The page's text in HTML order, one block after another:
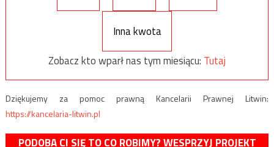
Inna kwota
Zobacz kto wparł nas tym miesiącu: Tutaj
Dziękujemy za pomoc prawną Kancelarii Prawnej Litwin:
https://kancelaria-litwin.pl
PODOBA CI SIĘ TO CO ROBIMY? WESPRZYJ PROJEKT